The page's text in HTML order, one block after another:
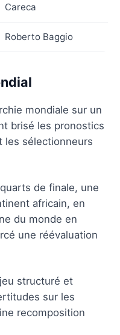
Careca
Roberto Baggio
mondiale sur un
brisé les pronostics
les sélectionneurs
de finale, une
africain, en
du monde en
une réévaluation
structuré et
sur les
recomposition